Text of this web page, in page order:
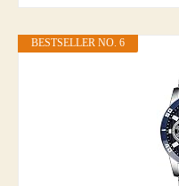
BESTSELLER NO. 6